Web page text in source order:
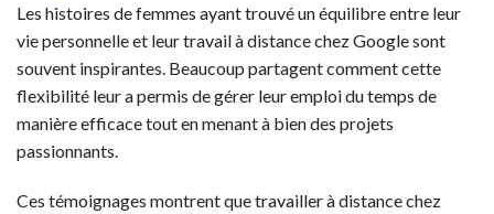
Les histoires de femmes ayant trouvé un équilibre entre leur
vie personnelle et leur travail à distance chez Google sont
souvent inspirantes. Beaucoup partagent comment cette
flexibilité leur a permis de gérer leur emploi du temps de
manière efficace tout en menant à bien des projets
passionnants.
Ces témoignages montrent que travailler à distance chez